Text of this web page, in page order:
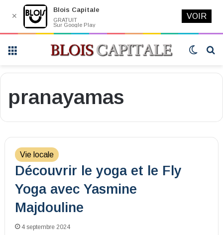
Switch
pranayamas
Vie locale
Découvrir le yoga et le Fly
Yoga avec Yasmine
Majdouline
4 septembre 2024
✕
Blois Capitale
GRATUIT
Sur Google Play
VOIR